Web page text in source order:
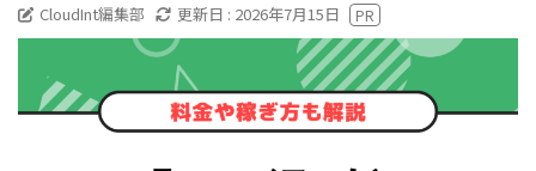
CloudInt編集部 更新日 : 2026年7月15日